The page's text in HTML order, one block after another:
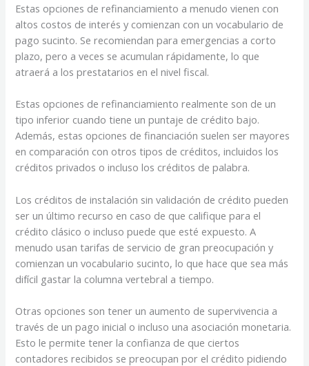
Estas opciones de refinanciamiento a menudo vienen con
altos costos de interés y comienzan con un vocabulario de
pago sucinto. Se recomiendan para emergencias a corto
plazo, pero a veces se acumulan rápidamente, lo que
atraerá a los prestatarios en el nivel fiscal.
Estas opciones de refinanciamiento realmente son de un
tipo inferior cuando tiene un puntaje de crédito bajo.
Además, estas opciones de financiación suelen ser mayores
en comparación con otros tipos de créditos, incluidos los
créditos privados o incluso los créditos de palabra.
Los créditos de instalación sin validación de crédito pueden
ser un último recurso en caso de que califique para el
crédito clásico o incluso puede que esté expuesto. A
menudo usan tarifas de servicio de gran preocupación y
comienzan un vocabulario sucinto, lo que hace que sea más
difícil gastar la columna vertebral a tiempo.
Otras opciones son tener un aumento de supervivencia a
través de un pago inicial o incluso una asociación monetaria.
Esto le permite tener la confianza de que ciertos
contadores recibidos se preocupan por el crédito pidiendo